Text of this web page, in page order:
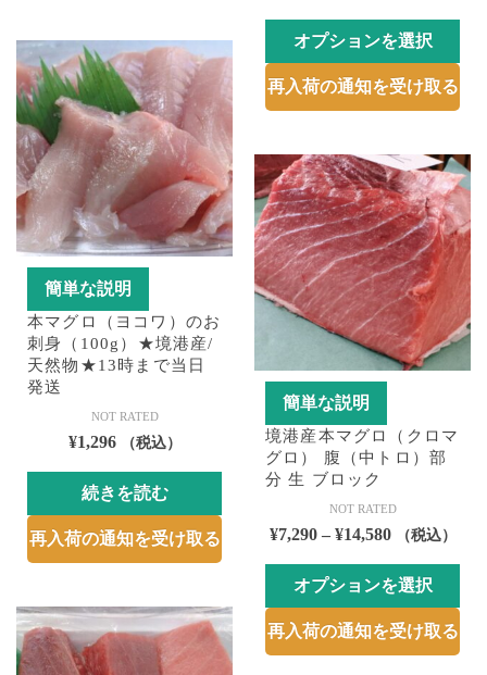
ョ
ン
は
商
品
ペ
ー
ジ
か
択
で
き
品
に
は
複
数
の
バ
リ
エ
ー
ョ
ン
が
プ
シ
ン
は
商
帯:
¥7,560
–
オプションを選択
こ
の
品
に
は
複
数
の
バ
ー
ョ
ン
が
り
ま
す。
オ
プ
再入荷の通知を受け取る
簡単な説明
本マグロ（ヨコワ）のお
刺身（100g）★境港産/
天然物★13時まで当日
発送
NOT RATED
¥1,296 （税込）
続きを読む
再入荷の通知を受け取る
簡単な説明
境港産本マグロ（クロマ
グロ） 腹（中トロ）部
分 生 ブロック
NOT RATED
¥7,290 – ¥14,580価
帯:
¥7,290
–
（税込）
オプションを選択
こ
の
再入荷の通知を受け取る